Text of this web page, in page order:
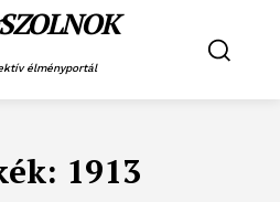
élményportál
1913